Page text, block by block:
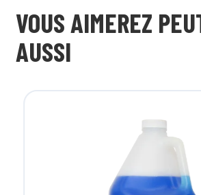
VOUS AIMEREZ
AUSSI